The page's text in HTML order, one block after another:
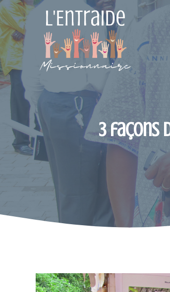
Aller
au
contenu
3 façons